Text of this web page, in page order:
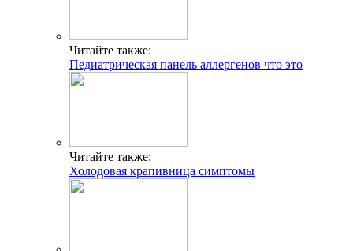
Читайте также:
Педиатрическая панель аллергенов что это
Читайте также:
Холодовая крапивница симптомы